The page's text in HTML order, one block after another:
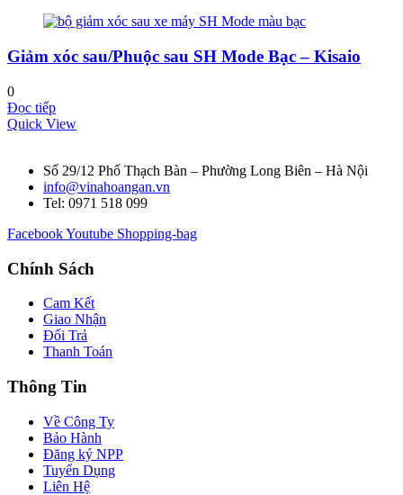
Giảm xóc sau/Phuộc sau SH Mode Bạc – Kisaio
0
Đọc tiếp
Quick View
Số 29/12 Phố Thạch Bàn – Phường Long Biên – Hà Nội
info@vinahoangan.vn
Tel: 0971 518 099
FacebookYoutube Shopping-bag
Chính Sách
Cam Kết
Giao Nhận
Đổi Trả
Thanh Toán
Thông Tin
Về Công Ty
Bảo Hành
Đăng ký NPP
Tuyển Dụng
Liên Hệ